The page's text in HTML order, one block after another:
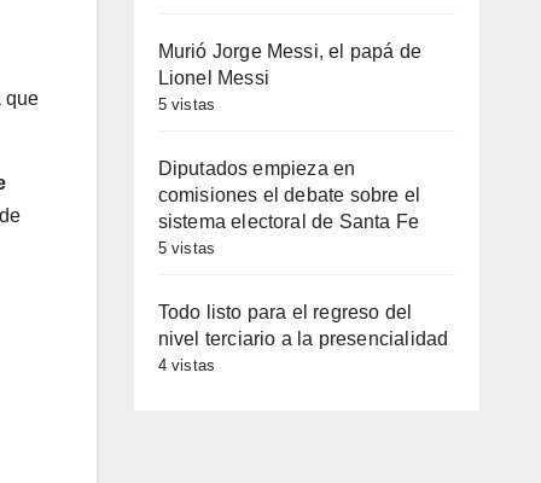
que
Murió Jorge Messi, el papá de
Lionel Messi
5 vistas
Diputados empieza en
comisiones el debate sobre el
sistema electoral de Santa Fe
5 vistas
Todo listo para el regreso del
nivel terciario a la presencialidad
4 vistas